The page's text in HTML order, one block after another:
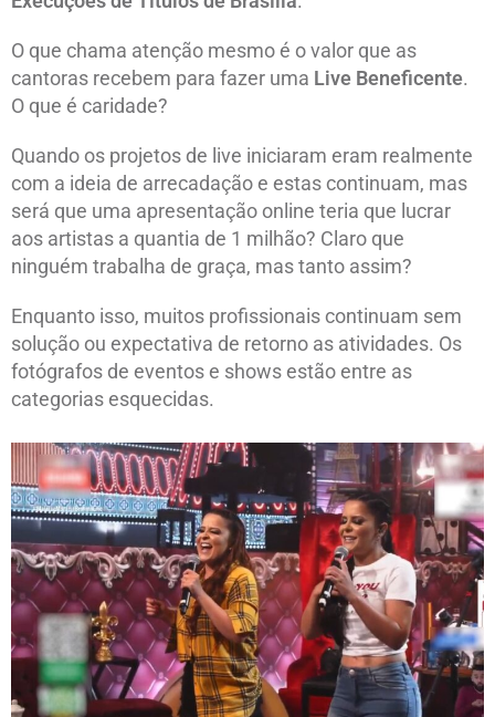
O que chama atenção mesmo é o valor que as
cantoras recebem para fazer uma Live Beneficente.
O que é caridade?
Quando os projetos de live iniciaram eram realmente
com a ideia de arrecadação e estas continuam, mas
será que uma apresentação online teria que lucrar
aos artistas a quantia de 1 milhão? Claro que
ninguém trabalha de graça, mas tanto assim?
Enquanto isso, muitos profissionais continuam sem
solução ou expectativa de retorno as atividades. Os
fotógrafos de eventos e shows estão entre as
categorias esquecidas.